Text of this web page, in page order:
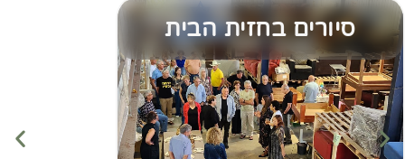
סיורים בחזית הבית